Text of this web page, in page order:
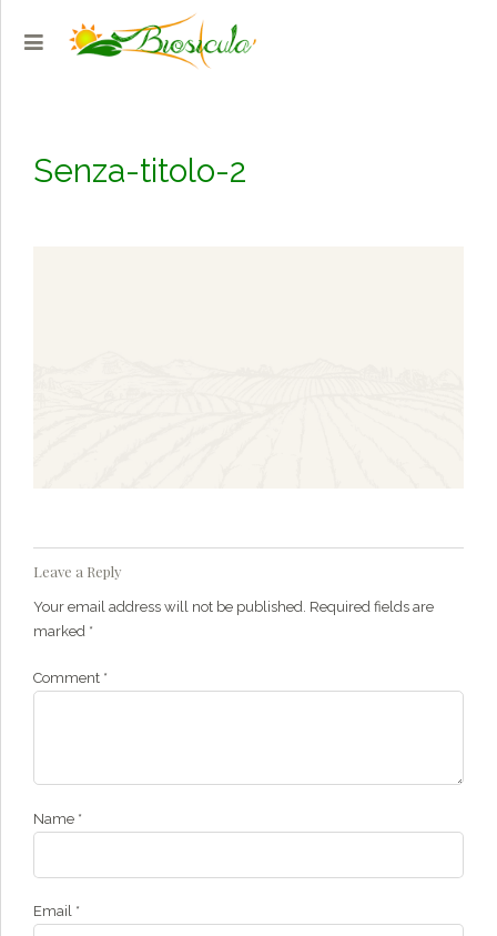
Senza-titolo-2
Leave a Reply
Your email address will not be published. Required fields are
marked *
Comment *
Name *
Email *